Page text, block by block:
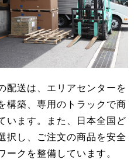
配送は、エリアセンターを
構築、専用のトラックで商
います。また、日本全国ど
択し、ご注文の商品を安全
クを整備しています。